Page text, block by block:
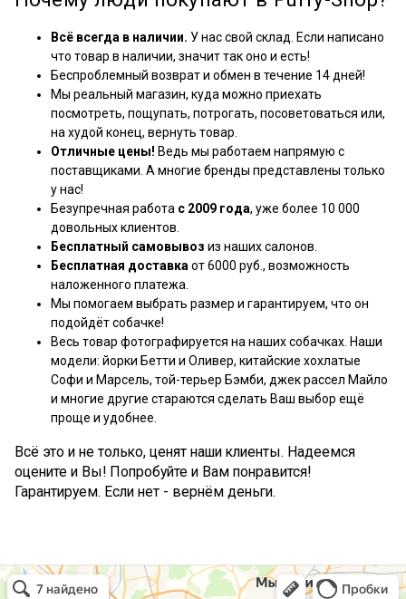
Всё всегда в наличии. У нас свой склад. Если написано
что товар в наличии, значит так оно и есть!
Беспроблемный возврат и обмен в течение 14 дней!
Мы реальный магазин, куда можно приехать
посмотреть, пощупать, потрогать, посоветоваться или,
на худой конец, вернуть товар.
Отличные цены! Ведь мы работаем напрямую с
поставщиками. А многие бренды представлены только
у нас!
Безупречная работа с 2009 года, уже более 10 000
довольных клиентов.
Бесплатный самовывоз из наших салонов.
Бесплатная доставка от 6000 руб., возможность
наложенного платежа.
Мы помогаем выбрать размер и гарантируем, что он
подойдёт собачке!
Весь товар фотографируется на наших собачках. Наши
модели: йорки Бетти и Оливер, китайские хохлатые
Софи и Марсель, той-терьер Бэмби, джек рассел Майло
и многие другие стараются сделать Ваш выбор ещё
проще и удобнее.
Всё это и не только, ценят наши клиенты. Надеемся
оцените и Вы! Попробуйте и Вам понравится!
Гарантируем. Если нет - вернём деньги.